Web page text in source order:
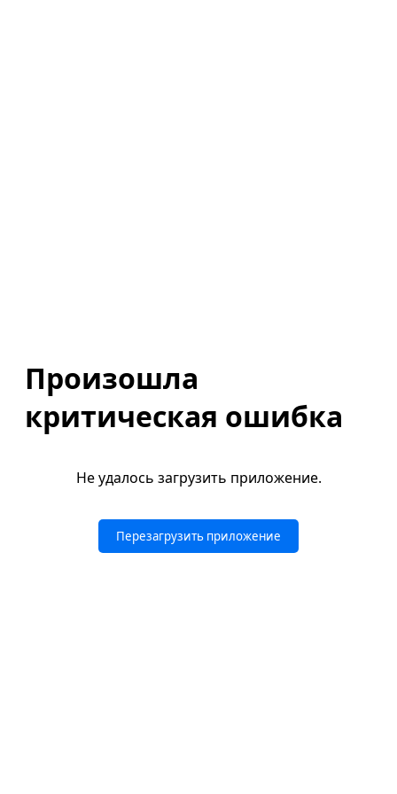
Произошла
критическая ошибка
Не удалось загрузить приложение.
Перезагрузить приложение